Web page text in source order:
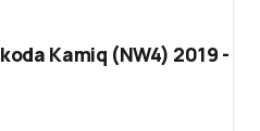
Kamiq (NW4) 2019 -